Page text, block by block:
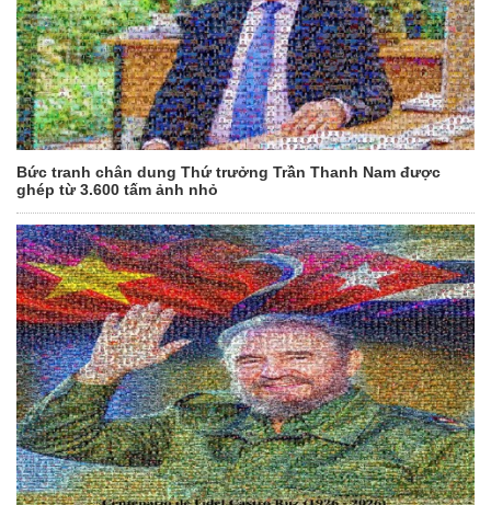
Bức tranh chân dung Thứ trưởng Trần Thanh Nam được
ghép từ 3.600 tấm ảnh nhỏ